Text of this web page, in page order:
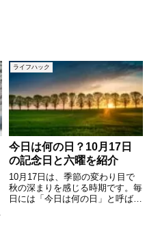
ライフハック
今日は何の日？10月17日
の記念日と六曜を紹介
10月17日は、季節の変わり目で
秋の深まりを感じる時期です。毎
日には「今日は何の日」と呼ばれ